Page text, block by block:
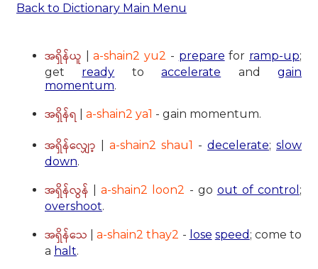
Back to Dictionary Main Menu
အရှိန်ယူ |a-shain2 yu2 - prepare for ramp-up;
get ready toaccelerate andgain
momentum.
အရှိန်ရ a-shain2 ya1 - gain momentum.
အရှိန်လျှော့ a-shain2 shau1 - decelerate; slow
down.
အရှိန်လွန် |a-shain2 loon2 - go out of control ;
overshoot.
အရှိန်သေ |a-shain2 thay2 - lose speed ; come to
a halt.